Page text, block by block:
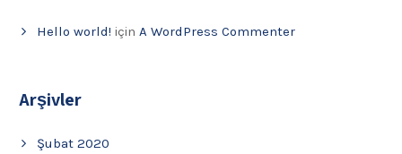
Hello world! için A WordPress Commenter
Arşivler
Şubat 2020